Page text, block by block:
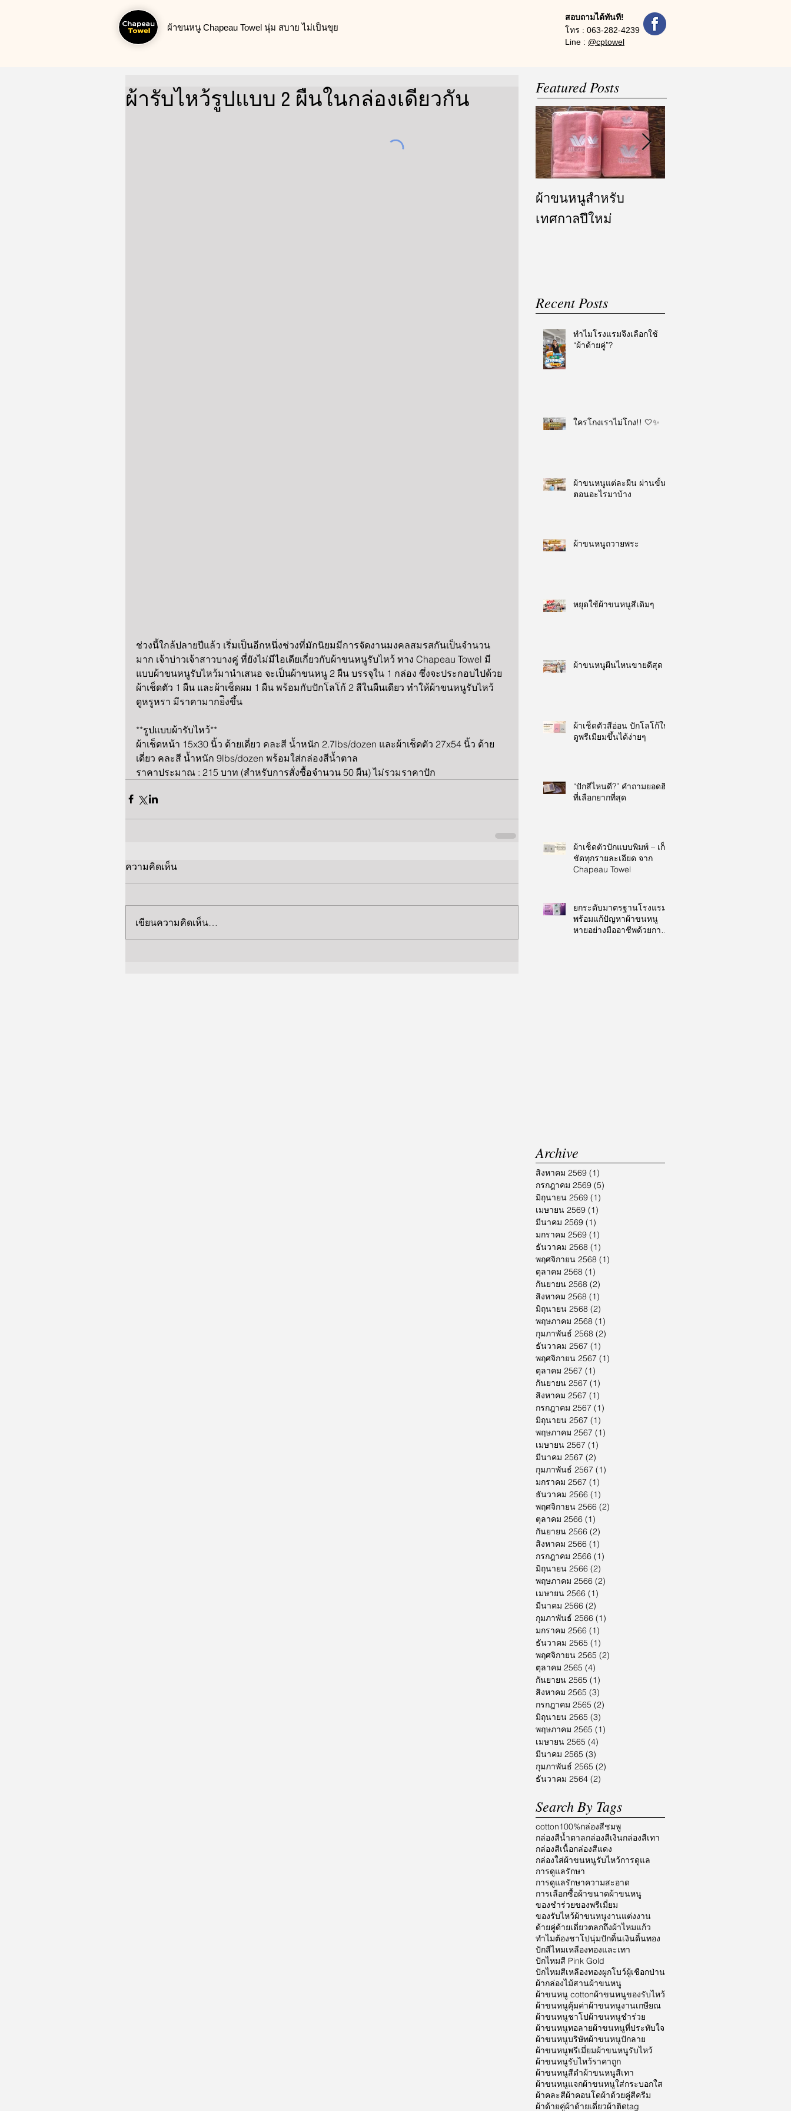
ผ้าขนหนู Chapeau Towel นุ่ม สบาย ไม่เป็นขุย
สอบถามได้ทันที!
โทร : 063-282-4239
Line : @cptowel
ผ้ารับไหว้รูปแบบ 2 ผืนในกล่องเดียวกัน
ช่วงนี้ใกล้ปลายปีแล้ว เริ่มเป็นอีกหนึ่งช่วงที่มักนิยมมีการจัดงานมงคลสมรสกันเป็นจำนวน
มาก เจ้าบ่าวเจ้าสาวบางคู่ ที่ยังไม่มีไอเดียเกี่ยวกับผ้าขนหนูรับไหว้ ทาง Chapeau Towel มี
แบบผ้าขนหนูรับไหว้มานำเสนอ จะเป็นผ้าขนหนู 2 ผืน บรรจุใน 1 กล่อง ซึ่งจะประกอบไปด้วย
ผ้าเช็ดตัว 1 ผืน และผ้าเช็ดผม 1 ผืน พร้อมกับปักโลโก้ 2 สีในผืนเดียว ทำให้ผ้าขนหนูรับไหว้
ดูหรูหรา มีราคามากย่ิงขึ้น
**รูปแบบผ้ารับไหว้**
ผ้าเช็ดหน้า 15x30 นิ้ว ด้ายเดี่ยว คละสี น้ำหนัก 2.7lbs/dozen และผ้าเช็ดตัว 27x54 นิ้ว ด้าย
เดี่ยว คละสี น้ำหนัก 9lbs/dozen พร้อมใส่กล่องสีน้ำตาล
ราคาประมาณ : 215 บาท (สำหรับการสั่งซื้อจำนวน 50 ผืน) ไม่รวมราคาปัก
ความคิดเห็น
เขียนความคิดเห็น…
Featured Posts
ผ้าขนหนูสำหรับ
เทศกาลปีใหม่
Recent Posts
ทำไมโรงแรมจึงเลือกใช้
“ผ้าด้ายคู่”?
ใครโกงเราไม่โกง!! 🤍✨
ผ้าขนหนูแต่ละผืน ผ่านขั้น
ตอนอะไรมาบ้าง
ผ้าขนหนูถวายพระ
หยุดใช้ผ้าขนหนูสีเดิมๆ
ผ้าขนหนูผืนไหนขายดีสุด
ผ้าเช็ดตัวสีอ่อน ปักโลโก้ให้
ดูพรีเมียมขึ้นได้ง่ายๆ
“ปักสีไหนดี?” คำถามยอดฮิต
ที่เลือกยากที่สุด
ผ้าเช็ดตัวปักแบบพิมพ์ – เก็บ
ชัดทุกรายละเอียด จาก
Chapeau Towel
ยกระดับมาตรฐานโรงแรม
พร้อมแก้ปัญหาผ้าขนหนู
หายอย่างมืออาชีพด้วยการ
Archive
สิงหาคม 2569 (1)
กรกฎาคม 2569 (5)
มิถุนายน 2569 (1)
เมษายน 2569 (1)
มีนาคม 2569 (1)
มกราคม 2569 (1)
ธันวาคม 2568 (1)
พฤศจิกายน 2568 (1)
ตุลาคม 2568 (1)
กันยายน 2568 (2)
สิงหาคม 2568 (1)
มิถุนายน 2568 (2)
พฤษภาคม 2568 (1)
กุมภาพันธ์ 2568 (2)
ธันวาคม 2567 (1)
พฤศจิกายน 2567 (1)
ตุลาคม 2567 (1)
กันยายน 2567 (1)
สิงหาคม 2567 (1)
กรกฎาคม 2567 (1)
มิถุนายน 2567 (1)
พฤษภาคม 2567 (1)
เมษายน 2567 (1)
มีนาคม 2567 (2)
กุมภาพันธ์ 2567 (1)
มกราคม 2567 (1)
ธันวาคม 2566 (1)
พฤศจิกายน 2566 (2)
ตุลาคม 2566 (1)
กันยายน 2566 (2)
สิงหาคม 2566 (1)
กรกฎาคม 2566 (1)
มิถุนายน 2566 (2)
พฤษภาคม 2566 (2)
เมษายน 2566 (1)
มีนาคม 2566 (2)
กุมภาพันธ์ 2566 (1)
มกราคม 2566 (1)
ธันวาคม 2565 (1)
พฤศจิกายน 2565 (2)
ตุลาคม 2565 (4)
กันยายน 2565 (1)
สิงหาคม 2565 (3)
กรกฎาคม 2565 (2)
มิถุนายน 2565 (3)
พฤษภาคม 2565 (1)
เมษายน 2565 (4)
มีนาคม 2565 (3)
กุมภาพันธ์ 2565 (2)
ธันวาคม 2564 (2)
Search By Tags
cotton100%กล่องสีชมพู
กล่องสีน้ำตาลกล่องสีเงินกล่องสีเทา
กล่องสีเนื้อกล่องสีแดง
กล่องใส่ผ้าขนหนูรับไหว้การดูแล
การดูแลรักษา
การดูแลรักษาความสะอาด
การเลือกซื้อผ้าขนาดผ้าขนหนู
ของชำร่วยของพรีเมี่ยม
ของรับไหว้ผ้าขนหนูงานแต่งงาน
ด้ายคู่ด้ายเดี่ยวตลกถึงผ้าไหมแก้ว
ทำไมต้องชาโปนุ่มปักดิ้นเงินดิ้นทอง
ปักสีไหมเหลืองทองและเทา
ปักไหมสี Pink Gold
ปักไหมสีเหลืองทองผูกโบว์ผู้เชือกป่าน
ผ้ากล่องไม้สานผ้าขนหนู
ผ้าขนหนู cottonผ้าขนหนูของรับไหว้
ผ้าขนหนูคุ้มค่าผ้าขนหนูงานเกษียณ
ผ้าขนหนูชาโปผ้าขนหนูชำร่วย
ผ้าขนหนูทอลายผ้าขนหนูที่ประทับใจ
ผ้าขนหนูบริษัทผ้าขนหนูปักลาย
ผ้าขนหนูพรีเมี่ยมผ้าขนหนูรับไหว้
ผ้าขนหนูรับไหว้ราคาถูก
ผ้าขนหนูสีดำผ้าขนหนูสีเทา
ผ้าขนหนูแจกผ้าขนหนูใส่กระบอกใส
ผ้าคละสีผ้าคอนโดผ้าด้วยคู่สีครีม
ผ้าด้ายคู่ผ้าด้ายเดี่ยวผ้าติดtag